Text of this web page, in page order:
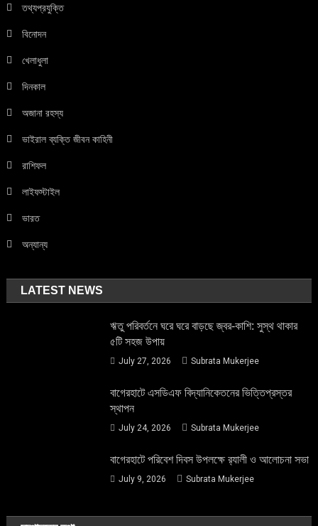
তথ্যপ্রযুক্তি
বিনোদন
খেলাধুলা
দিনকাল
অজানা রহস্য
ভাইরাল ব্যক্তি জীবন কাহিনী
রাশিফল
লাইফস্টাইল
ভারত
অন্যান্য
LATEST NEWS
ঋতু পরিবর্তনে ঘরে ঘরে বাড়ছে জ্বর-কাশি: সুস্থ থাকার
৫টি সহজ উপায়
July 27, 2026 Subrata Mukerjee
বাগেরহাটে এসডিএফ বিদ্যানিকেতনের ভিত্তিপ্রস্তর
স্থাপন
July 24, 2026 Subrata Mukerjee
বাগেরহাটে পরিবেশ দিবস উপলক্ষে র‌্যালী ও আলোচনা সভা
July 9, 2026 Subrata Mukerjee